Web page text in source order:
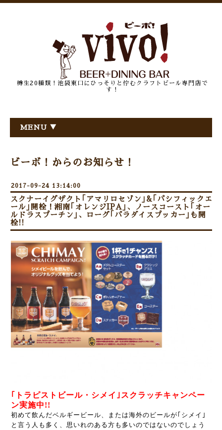
樽生20種類！池袋東口にひっそりと佇むクラフトビール専門店で
す！
MENU ▼
ビーボ！からのお知らせ！
2017-09-24 13:14:00
スクナーイグザクト｢アマリロセゾン｣&｢パシフィックエ
ール｣開栓！湘南｢オレンジIPA｣、ノースコースト｢オー
ルドラスプーチン｣、ローグ｢パラダイスプッカー｣も開
栓!!
｢トラピストビール・シメイ｣スクラッチキャンペー
ン実施中!!
初めて飲んだベルギービール、または海外のビールが｢シメイ｣
と言う人も多く、思いれのある方も多いのではないのでしょう